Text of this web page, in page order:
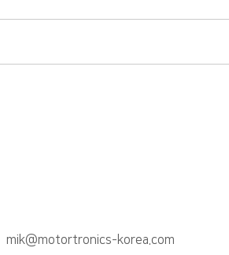
mik@motortronics-korea.com